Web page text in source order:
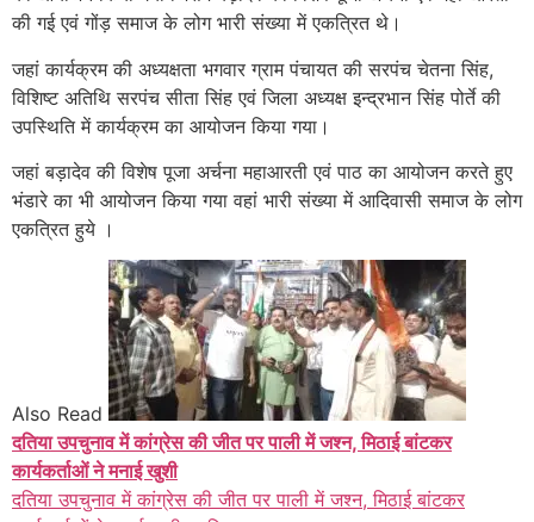
की गई एवं गोंड़ समाज के लोग भारी संख्या में एकत्रित थे।
जहां कार्यक्रम की अध्यक्षता भगवार ग्राम पंचायत की सरपंच चेतना सिंह,
विशिष्ट अतिथि सरपंच सीता सिंह एवं जिला अध्यक्ष इन्द्रभान सिंह पोर्ते की
उपस्थिति में कार्यक्रम का आयोजन किया गया।
जहां बड़ादेव की विशेष पूजा अर्चना महाआरती एवं पाठ का आयोजन करते हुए
भंडारे का भी आयोजन किया गया वहां भारी संख्या में आदिवासी समाज के लोग
एकत्रित हुये ।
Also Read
दतिया उपचुनाव में कांग्रेस की जीत पर पाली में जश्न, मिठाई बांटकर
कार्यकर्ताओं ने मनाई खुशी
दतिया उपचुनाव में कांग्रेस की जीत पर पाली में जश्न, मिठाई बांटकर